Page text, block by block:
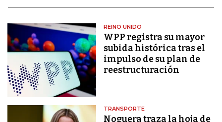
REINO UNIDO
WPP registra su mayor
subida histórica tras el
impulso de su plan de
reestructuración
TRANSPORTE
Noguera traza la hoja de